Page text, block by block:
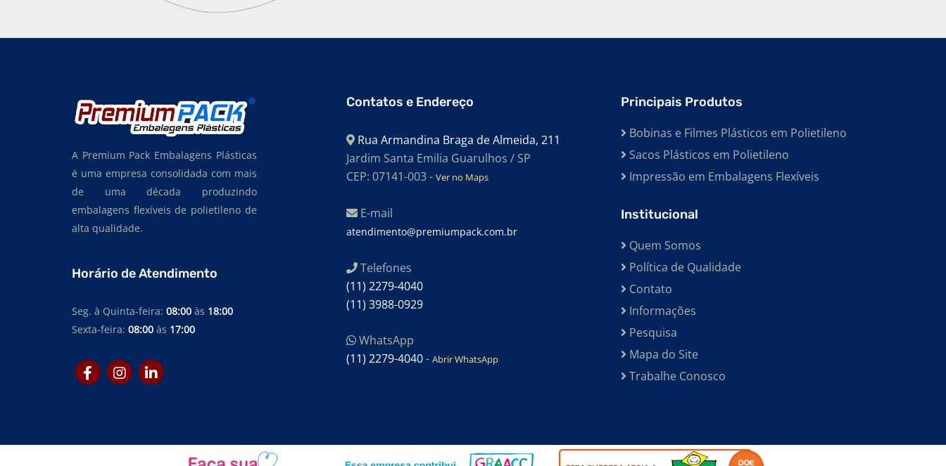
FABRICANTE DE BOBINAS PLÁSTICAS EM
IMPRESSAS
FABRICANTE DE BOBINAS PLÁSTICAS
FABRICANTE DE EMBALAGENS EM
SACOS PLÁSTICOS DE POLIETILENO DE ALTA
SACO PARA LIXO INFECTANTE
A Premium Pack Embalagens Plásticas
é uma empresa consolidada com mais
de uma década produzindo
embalagens flexíveis de polietileno de
alta qualidade.
Horário de Atendimento
Seg. à Quinta-feira: 08:00 às 18:00
Sexta-feira: 08:00 às 17:00
Contatos e Endereço
Rua Armandina Braga de Almeida, 211
Jardim Santa Emilia Guarulhos / SP
CEP: 07141-003 - Ver no Maps
E-mail
atendimento@premiumpack.com.br
Telefones
(11) 2279-4040
(11) 3988-0929
WhatsApp
(11) 2279-4040- Abrir WhatsApp
Principais Produtos
Bobinas e Filmes Plásticos em Polietileno
Sacos Plásticos em Polietileno
Impressão em Embalagens Flexíveis
Institucional
Quem Somos
Política de Qualidade
Contato
Informações
Pesquisa
Mapa do Site
Trabalhe Conosco